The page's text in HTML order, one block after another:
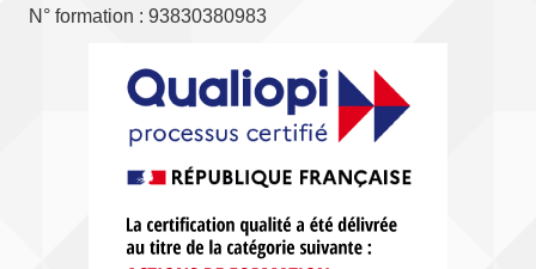
N° formation : 93830380983